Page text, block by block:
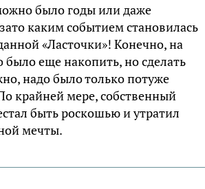
было годы или даже
каким событием становилась
«Ласточки»! Конечно, на
было еще накопить, но сделать
надо было только потуже
крайней мере, собственный
быть роскошью и утратил
мечты.